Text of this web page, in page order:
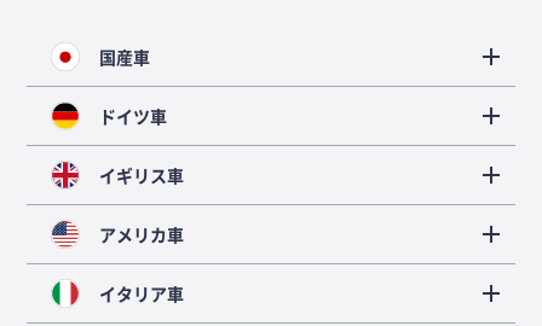
国産車
ドイツ車
イギリス車
アメリカ車
イタリア車